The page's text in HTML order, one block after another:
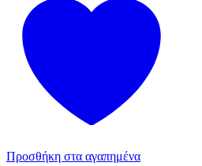
Προσθήκη στα αγαπημένα